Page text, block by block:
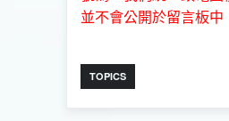
並不會公開於留言板中
TOPICS